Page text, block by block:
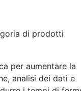
di prodotti
per aumentare la
analisi dei dati e